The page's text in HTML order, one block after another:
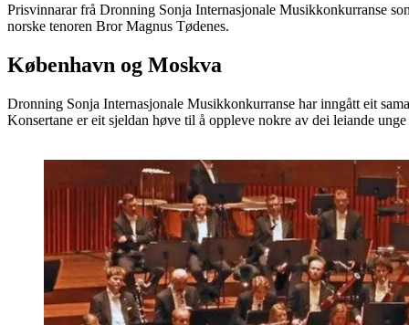
Prisvinnarar frå Dronning Sonja Internasjonale Musikkonkurranse
norske tenoren Bror Magnus Tødenes.
København og Moskva
Dronning Sonja Internasjonale Musikkonkurranse har inngått eit
Konsertane er eit sjeldan høve til å oppleve nokre av dei leiande